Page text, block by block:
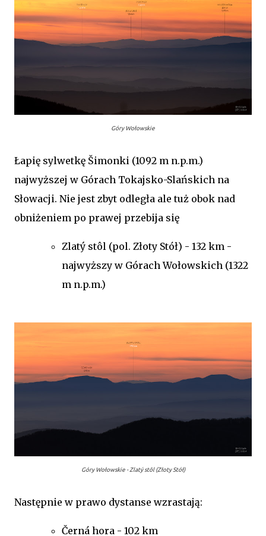
Góry Wołowskie
Łapię sylwetkę Šimonki (1092 m n.p.m.)
najwyższej w Górach Tokajsko-Slańskich na
Słowacji. Nie jest zbyt odległa ale tuż obok nad
obniżeniem po prawej przebija się
Zlatý stôl (pol. Złoty Stół) - 132 km -
najwyższy w Górach Wołowskich (1322
m n.p.m.)
Góry Wołowskie - Zlatý stôl (Złoty Stół)
Następnie w prawo dystanse wzrastają:
Černá hora - 102 km